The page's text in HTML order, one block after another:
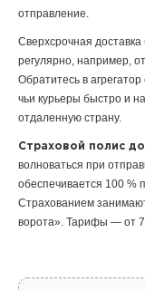
отправление.
Сверхсрочная
регулярно, например,
Обратитесь в
чьи курьеры быстро и
отдаленную страну.
Страховой полис
волноваться при
обеспечивается 100 %
Страхованием
ворота». Тарифы — от